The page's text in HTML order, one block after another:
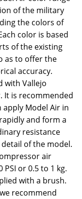
of the military
the colors of
color is based
of the existing
as to offer the
accuracy.
with Vallejo
It is recommended
Model Air in
and form a
resistance
of the model.
air
PSI or 0.5 to 1 kg.
with a brush.
recommend